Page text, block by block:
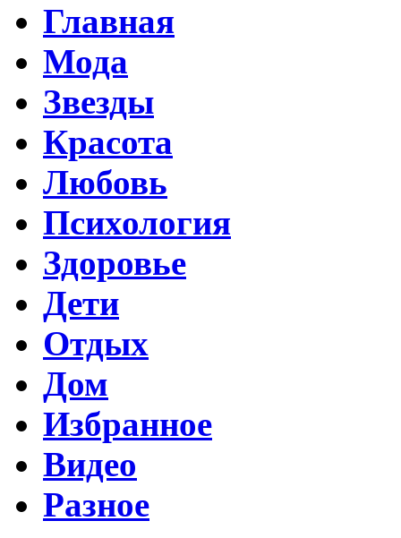
Главная
Мода
Звезды
Красота
Любовь
Психология
Здоровье
Дети
Отдых
Дом
Избранное
Видео
Разное